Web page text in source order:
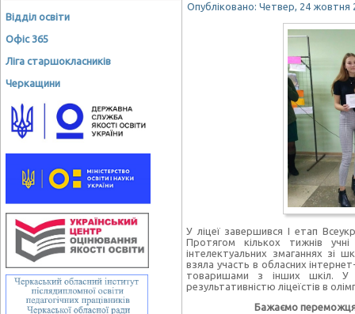
Відділ освіти
Офіс 365
Ліга старшокласників
Черкащини
Опубліковано: Четвер, 24 жовтня
У ліцеї завершився І етап
Протягом кількох тижнів
інтелектуальних змаганнях зі
взяла участь в обласних
товаришами з інших шкіл. У
результативністю ліцеїстів в
Бажаємо переможцям